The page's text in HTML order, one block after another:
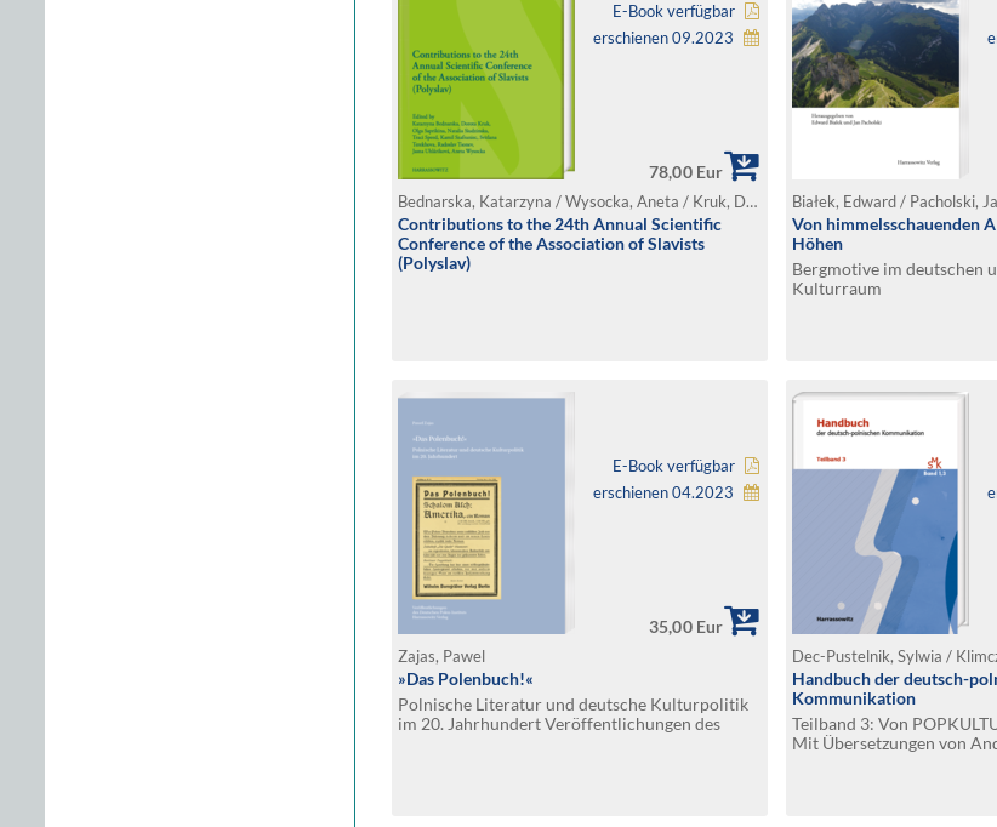
E-Book verfügbar
erschienen 09.2023
78,00 Eur
Bednarska, Katarzyna / Wysocka, Aneta / Kruk, Dorota / Saprikina, Olga / Siudzinska, Natalia / Speed, Traci / Szafraniec, Kamil / Terekhova, Svitlana / Tsonev, Radoslav / Uhláriková, Jasna (Hg.)
Contributions to the 24th Annual Scientific
Conference of the Association of Slavists
(Polyslav)
Białek, Edward / Pacholski,
Von himmelsschauenden
Höhen
Bergmotive im deutschen
Kulturraum
E-Book verfügbar
erschienen 04.2023
35,00 Eur
Zajas, Pawel
»Das Polenbuch!«
Polnische Literatur und deutsche Kulturpolitik
im 20. Jahrhundert Veröffentlichungen des
Handbuch der deutsch-
Kommunikation
Teilband 3: Von
Mit Übersetzungen von